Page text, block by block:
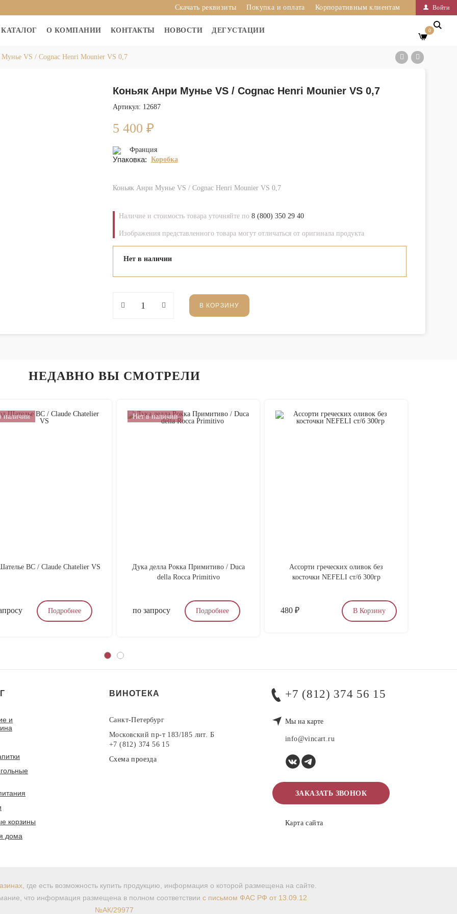
Войти
Скачать реквизиты Покупка и оплата Корпоративным клиентам
КАТАЛОГ О КОМПАНИИ КОНТАКТЫ НОВОСТИ ДЕГУСТАЦИИ 0
VS / Cognac Henri Mounier VS 0,7
Коньяк Анри Мунье VS / Cognac Henri Mounier VS 0,7
Артикул: 12687
5 400 ₽
Франция
Упаковка: Коробка
Коньяк Анри Мунье VS / Cognac Henri Mounier VS 0,7
Наличие и стоимость товара уточняйте по 8 (800) 350 29 40
Изображения представленного товара могут отличаться от оригинала продукта
Нет в наличии
В КОРЗИНУ
НЕДАВНО ВЫ СМОТРЕЛИ
наличии
ВС / Claude Chatelier VS
Подробнее
Нет в наличии
Дука делла Рокка Примитиво / Duca
della Rocca Primitivo
по запросу Подробнее
Ассорти греческих оливок без
косточки NEFELI ст/б 300гр
480 ₽ В Корзину
и
корзины
дома
ВИНОТЕКА
Санкт-Петербург
Московский пр-т 183/185 лит. Б
+7 (812) 374 56 15
Схема проезда
+7 (812) 374 56 15
Мы на карте
info@vincart.ru
ЗАКАЗАТЬ ЗВОНОК
Карта сайта
, где есть возможность купить продукцию, информация о которой размещена на сайте.
что информация размещена в полном соответствии с письмом ФАС РФ от 13.09.12
№АК/29977